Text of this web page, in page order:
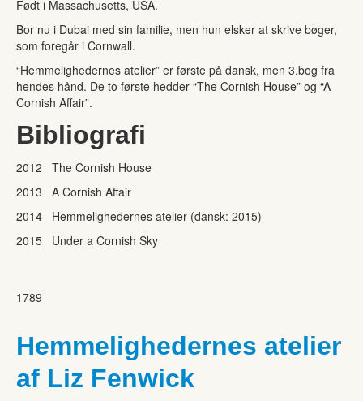
Født i Massachusetts, USA.
Bor nu i Dubai med sin familie, men hun elsker at skrive bøger,
som foregår i Cornwall.
“Hemmelighedernes atelier” er første på dansk, men 3.bog fra
hendes hånd. De to første hedder “The Cornish House” og “A
Cornish Affair”.
Bibliografi
2012 The Cornish House
2013 A Cornish Affair
2014 Hemmelighedernes atelier (dansk: 2015)
2015 Under a Cornish Sky
1789
Hemmelighedernes atelier
af Liz Fenwick